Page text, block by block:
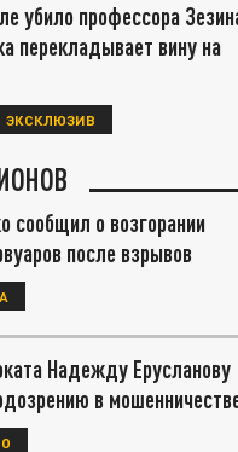
убило профессора
перекладывает вину на
ЭКСКЛЮЗИВ
сообщил о возгорании
после взрывов
Надежду Ерусланову
в